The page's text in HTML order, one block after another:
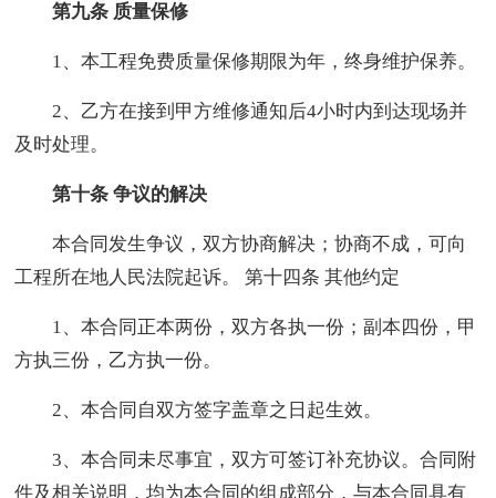
第九条 质量保修
1、本工程免费质量保修期限为年，终身维护保养。
2、乙方在接到甲方维修通知后4小时内到达现场并
及时处理。
第十条 争议的解决
本合同发生争议，双方协商解决；协商不成，可向
工程所在地人民法院起诉。 第十四条 其他约定
1、本合同正本两份，双方各执一份；副本四份，甲
方执三份，乙方执一份。
2、本合同自双方签字盖章之日起生效。
3、本合同未尽事宜，双方可签订补充协议。合同附
件及相关说明，均为本合同的组成部分，与本合同具有